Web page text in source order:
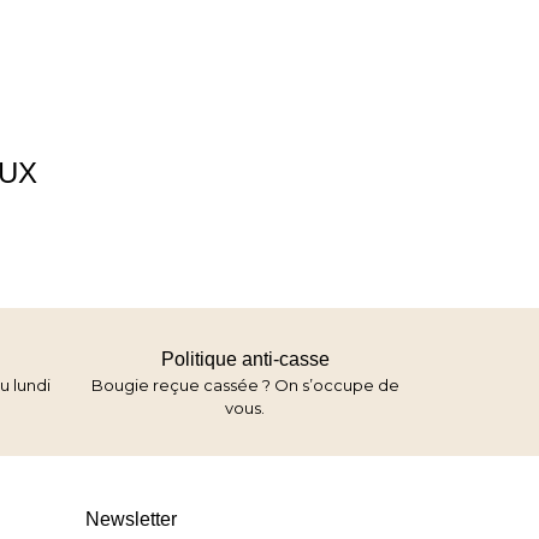
lundi
Politique anti-casse
Bougie reçue cassée ? On s’occupe de
vous.
Newsletter